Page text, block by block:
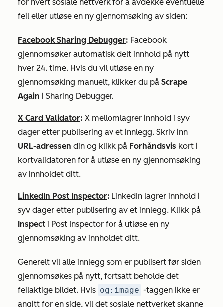
for hvert sosiale nettverk for å avdekke eventuelle
feil eller utløse en ny gjennomsøking av siden:
Facebook Sharing Debugger: Facebook
gjennomsøker automatisk delt innhold på nytt
hver 24. time. Hvis du vil utløse en ny
gjennomsøking manuelt, klikker du på Scrape
Again i Sharing Debugger.
X Card Validator: X mellomlagrer innhold i syv
dager etter publisering av et innlegg. Skriv inn
URL-adressen din og klikk på Forhåndsvis kort i
kortvalidatoren for å utløse en ny gjennomsøking
av innholdet ditt.
LinkedIn Post Inspector: LinkedIn lagrer innhold i
syv dager etter publisering av et innlegg. Klikk på
Inspect i Post Inspector for å utløse en ny
gjennomsøking av innholdet ditt.
Generelt vil alle innlegg som er publisert før siden
gjennomsøkes på nytt, fortsatt beholde det
feilaktige bildet. Hvis og:image -taggen ikke er
angitt for en side, vil det sosiale nettverket skanne